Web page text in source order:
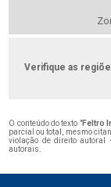
Verifique as
O conteúdo do texto "Feltro
parcial ou total, mesmo
violação de direito autoral
autorais